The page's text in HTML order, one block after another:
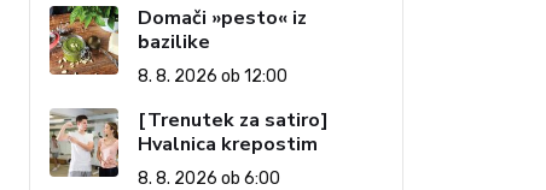
Domači »pesto« iz
bazilike
8. 8. 2026 ob 12:00
[Trenutek za satiro]
Hvalnica krepostim
8. 8. 2026 ob 6:00